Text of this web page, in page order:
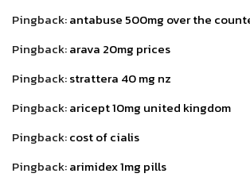
Pingback:antabuse 500mg over the
Pingback:arava 20mg prices
Pingback:strattera 40 mg nz
Pingback:aricept 10mg united kingdom
Pingback:cost of cialis
Pingback:arimidex 1mg pills